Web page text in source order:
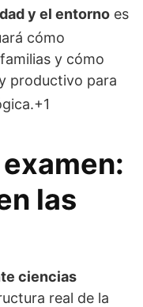
y el entorno es
cómo
y cómo
productivo para
.+1
las
ciencias
real de la